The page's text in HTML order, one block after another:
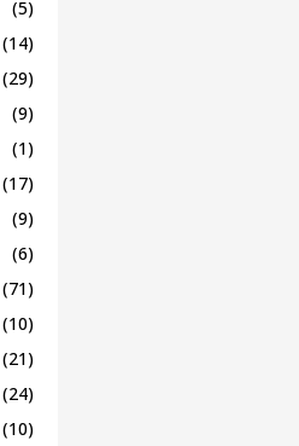
(5)
(14)
(29)
(9)
(1)
(17)
(9)
(6)
(71)
(10)
(21)
(24)
(10)